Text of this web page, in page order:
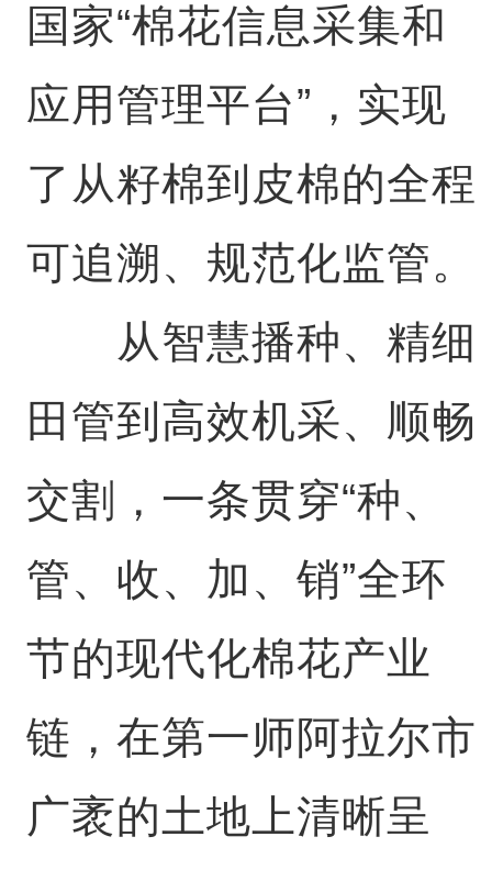
国家“棉花信息采集和
应用管理平台”，实现
了从籽棉到皮棉的全程
可追溯、规范化监管。
从智慧播种、精细
田管到高效机采、顺畅
交割，一条贯穿“种、
管、收、加、销”全环
节的现代化棉花产业
链，在第一师阿拉尔市
广袤的土地上清晰呈